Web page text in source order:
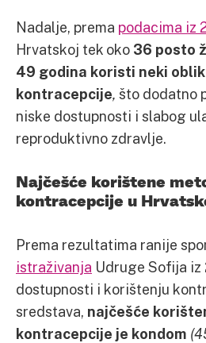
Nadalje, prema podacima iz
Hrvatskoj tek oko 36 posto
49 godina koristi neki
kontracepcije, što dodatno
niske dostupnosti i slabog
reproduktivno zdravlje.
Najčešće korištene
kontracepcije u
Prema rezultatima ranije
istraživanja Udruge Sofija
dostupnosti i korištenju
sredstava, najčešće
kontracepcije je kondom